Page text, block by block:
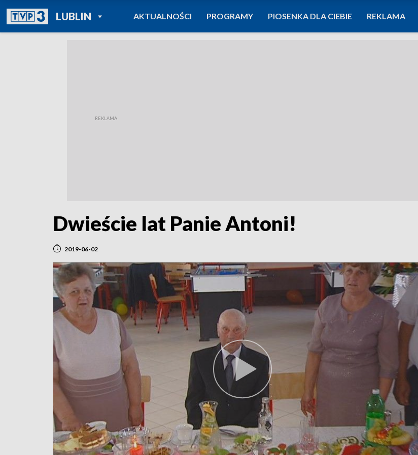
LUBLINPOWRÓT DO
TVP REGIONY
AKTUALNOŚCI PROGRAMY PIOSENKA DLA CIEBIE REKLAMA
Dwieście lat Panie Antoni!
2019-06-02